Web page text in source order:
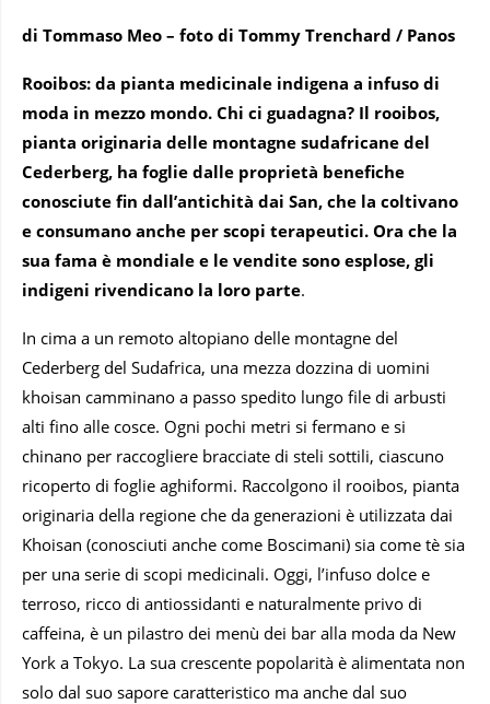
di Tommaso Meo – foto di Tommy Trenchard / Panos
Rooibos: da pianta medicinale indigena a infuso di
moda in mezzo mondo. Chi ci guadagna? Il rooibos,
pianta originaria delle montagne sudafricane del
Cederberg, ha foglie dalle proprietà benefiche
conosciute fin dall’antichità dai San, che la coltivano
e consumano anche per scopi terapeutici. Ora che la
sua fama è mondiale e le vendite sono esplose, gli
indigeni rivendicano la loro parte.
In cima a un remoto altopiano delle montagne del
Cederberg del Sudafrica, una mezza dozzina di uomini
khoisan camminano a passo spedito lungo file di arbusti
alti fino alle cosce. Ogni pochi metri si fermano e si
chinano per raccogliere bracciate di steli sottili, ciascuno
ricoperto di foglie aghiformi. Raccolgono il rooibos, pianta
originaria della regione che da generazioni è utilizzata dai
Khoisan (conosciuti anche come Boscimani) sia come tè sia
per una serie di scopi medicinali. Oggi, l’infuso dolce e
terroso, ricco di antiossidanti e naturalmente privo di
caffeina, è un pilastro dei menù dei bar alla moda da New
York a Tokyo. La sua crescente popolarità è alimentata non
solo dal suo sapore caratteristico ma anche dal suo